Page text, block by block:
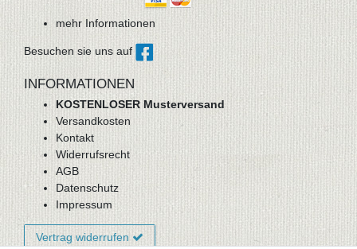
mehr Informationen
Besuchen sie uns auf
INFORMATIONEN
KOSTENLOSER Musterversand
Versandkosten
Kontakt
Widerrufsrecht
AGB
Datenschutz
Impressum
Vertrag widerrufen